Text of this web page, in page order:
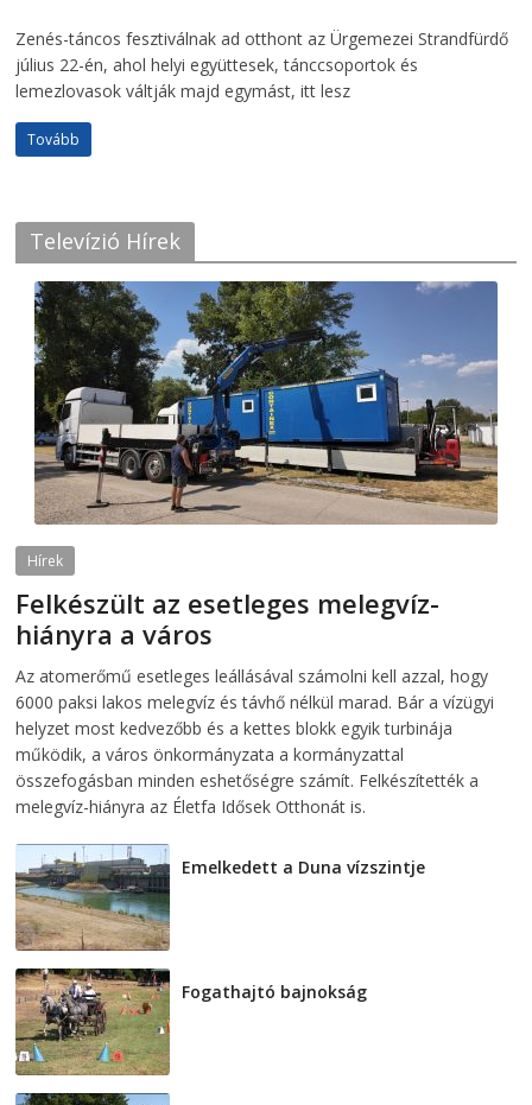
Zenés-táncos fesztiválnak ad otthont az Ürgemezei Strandfürdő
július 22-én, ahol helyi együttesek, tánccsoportok és
lemezlovasok váltják majd egymást, itt lesz
Tovább
Televízió Hírek
Hírek
Felkészült az esetleges melegvíz-
hiányra a város
Az atomerőmű esetleges leállásával számolni kell azzal, hogy
6000 paksi lakos melegvíz és távhő nélkül marad. Bár a vízügyi
helyzet most kedvezőbb és a kettes blokk egyik turbinája
működik, a város önkormányzata a kormányzattal
összefogásban minden eshetőségre számít. Felkészítették a
melegvíz-hiányra az Életfa Idősek Otthonát is.
Emelkedett a Duna vízszintje
Fogathajtó bajnokság